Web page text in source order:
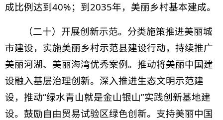
成比例达到40%；到2035年，美丽乡村基本建成。
（二十）开展创新示范。分类施策推进美丽城
市建设，实施美丽乡村示范县建设行动，持续推广
美丽河湖、美丽海湾优秀案例。推动将美丽中国建
设融入基层治理创新。深入推进生态文明示范建
设，推动“绿水青山就是金山银山”实践创新基地建
设。鼓励自由贸易试验区绿色创新。支持美丽中国